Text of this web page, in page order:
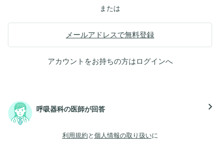
または
メールアドレスで無料登録
アカウントをお持ちの方はログインへ
呼吸器科の医師が回答 navigate_next
利用規約 と 個人情報の取り扱いに